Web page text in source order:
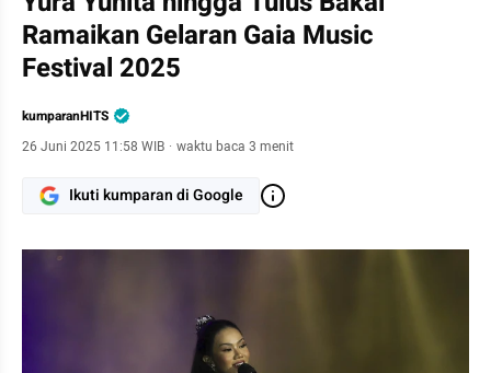
Ramaikan Gelaran Gaia Music
Festival 2025
kumparanHITS
26 Juni 2025 11:58 WIB · waktu baca 3 menit
Ikuti kumparan di Google